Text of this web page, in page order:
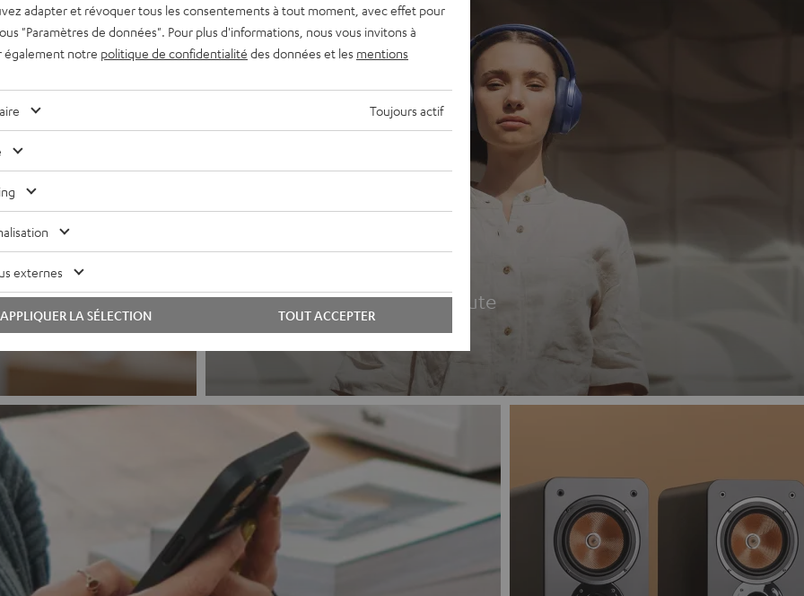
fi et systèmes
Casques audio
Le son Teufel pour la route
adapter et révoquer tous les consentements à tout moment, avec effet pour
"Paramètres de données". Pour plus d'informations, nous vous invitons à
également notre politique de confidentialité des données et les mentions
Toujours actif
externes
TOUT ACCEPTER
APPLIQUER LA SÉLECTION